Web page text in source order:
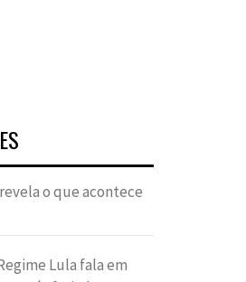
o que acontece
Lula fala em